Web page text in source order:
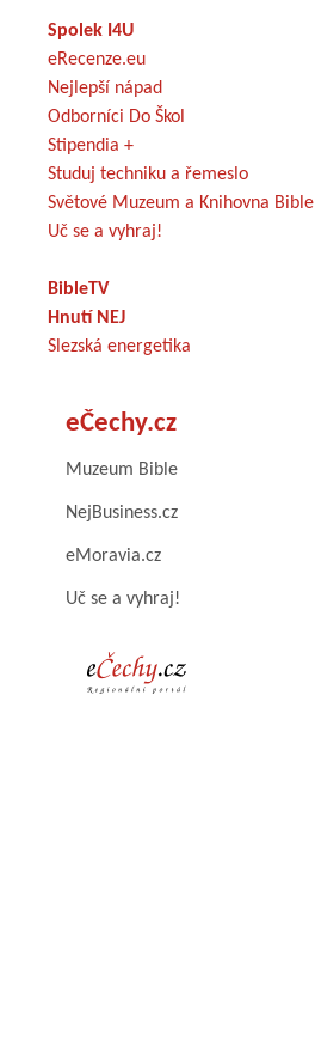
Spolek I4U
eRecenze.eu
Nejlepší nápad
Odborníci Do Škol
Stipendia +
Studuj techniku a řemeslo
Světové Muzeum a Knihovna Bible
Uč se a vyhraj!
BibleTV
Hnutí NEJ
Slezská energetika
eČechy.cz
Muzeum Bible
NejBusiness.cz
eMoravia.cz
Uč se a vyhraj!